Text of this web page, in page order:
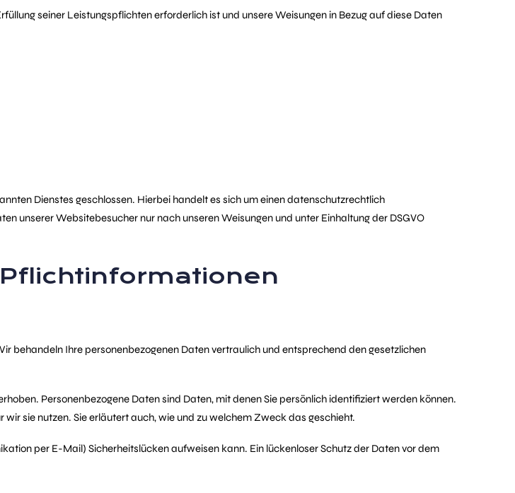
seiner Leistungspflichten erforderlich ist und unsere Weisungen in Bezug auf diese Daten
Dienstes geschlossen. Hierbei handelt es sich um einen datenschutzrechtlich
unserer Websitebesucher nur nach unseren Weisungen und unter Einhaltung der DSGVO
behandeln Ihre personenbezogenen Daten vertraulich und entsprechend den gesetzlichen
Personenbezogene Daten sind Daten, mit denen Sie persönlich identifiziert werden können.
sie nutzen. Sie erläutert auch, wie und zu welchem Zweck das geschieht.
per E-Mail) Sicherheitslücken aufweisen kann. Ein lückenloser Schutz der Daten vor dem